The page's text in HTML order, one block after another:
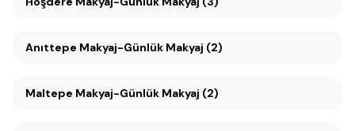
Anıttepe Makyaj-Günlük Makyaj (2)
Maltepe Makyaj-Günlük Makyaj (2)